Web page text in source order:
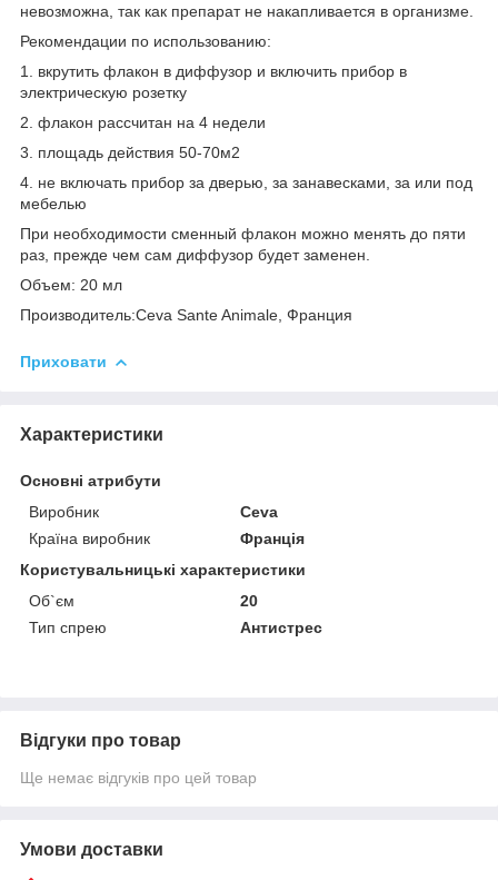
невозможна, так как препарат не накапливается в организме.
Рекомендации по использованию:
1. вкрутить флакон в диффузор и включить прибор в
электрическую розетку
2. флакон рассчитан на 4 недели
3. площадь действия 50-70м2
4. не включать прибор за дверью, за занавесками, за или под
мебелью
При необходимости сменный флакон можно менять до пяти
раз, прежде чем сам диффузор будет заменен.
Объем: 20 мл
Производитель:Ceva Sante Animale, Франция
Приховати
Характеристики
Основні атрибути
Виробник
Ceva
Країна виробник
Франція
Користувальницькі характеристики
Об`єм
20
Тип спрею
Антистрес
Відгуки про товар
Ще немає відгуків про цей товар
Умови доставки